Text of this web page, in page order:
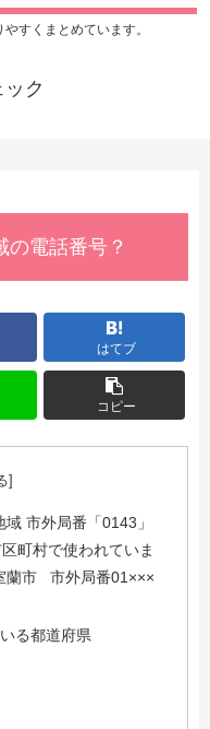
すくまとめています。
ク
電話番号？
はてブ
コピー
市外局番「0143」
町村で使われていま
蘭市 市外局番01×××
る都道府県